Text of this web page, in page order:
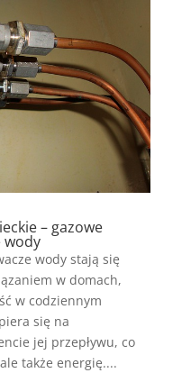
– gazowe
wody
wody stają się
w domach,
w codziennym
się na
jej przepływu, co
także energię....